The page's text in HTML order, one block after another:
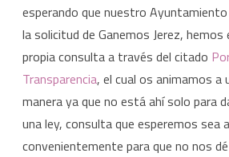
esperando que nuestro
la solicitud de Ganemos Jerez,
propia consulta a través del citado
Transparencia, el cual os animamos a
manera ya que no está ahí solo para
una ley, consulta que esperemos sea
convenientemente para que no nos